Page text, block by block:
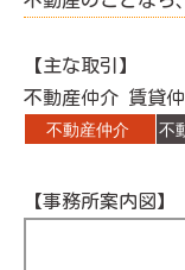
【主な取引】
不動産仲介 賃貸
【事務所案内図】